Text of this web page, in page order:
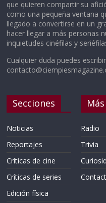
que quieren compartir su
como una pequeña ventana
llegado a convertirse en un
hacer llegar a más personas
inquietudes cinéfilas y
Cualquier duda puedes
Secciones
Noticias
Reportajes
Críticas de cine
Críticas de series
Edición física
Más
Radio
Trivia